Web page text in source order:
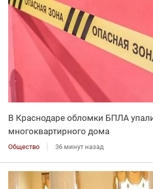
В Краснодаре обломки БПЛА
многоквартирного дома
Общество 36 минут назад